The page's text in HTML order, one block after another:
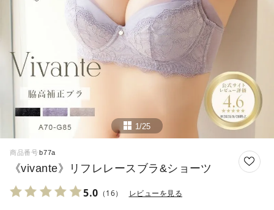
1/25
商品番号 b77a
《vivante》リフレレースブラ&ショーツ
5.0 （16） レビューを見る